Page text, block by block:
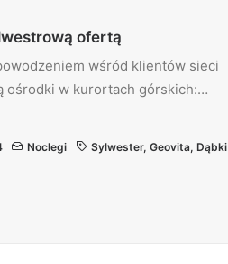
ofertą
wśród klientów sieci
ośrodki w kurortach górskich:…
Noclegi Sylwester, Geovita, Dąbki